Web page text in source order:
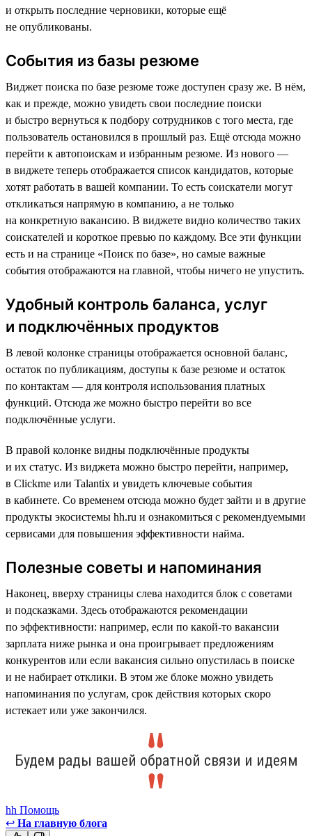
и открыть последние черновики, которые ещё
не опубликованы.
События из базы резюме
Виджет поиска по базе резюме тоже доступен сразу же. В нём,
как и прежде, можно увидеть свои последние поиски
и быстро вернуться к подбору сотрудников с того места, где
пользователь остановился в прошлый раз. Ещё отсюда можно
перейти к автопоискам и избранным резюме. Из нового —
в виджете теперь отображается список кандидатов, которые
хотят работать в вашей компании. То есть соискатели могут
откликаться напрямую в компанию, а не только
на конкретную вакансию. В виджете видно количество таких
соискателей и короткое превью по каждому. Все эти функции
есть и на странице «Поиск по базе», но самые важные
события отображаются на главной, чтобы ничего не упустить.
Удобный контроль баланса, услуг
и подключённых продуктов
В левой колонке страницы отображается основной баланс,
остаток по публикациям, доступы к базе резюме и остаток
по контактам — для контроля использования платных
функций. Отсюда же можно быстро перейти во все
подключённые услуги.
В правой колонке видны подключённые продукты
и их статус. Из виджета можно быстро перейти, например,
в Clickme или Talantix и увидеть ключевые события
в кабинете. Со временем отсюда можно будет зайти и в другие
продукты экосистемы hh.ru и ознакомиться с рекомендуемыми
сервисами для повышения эффективности найма.
Полезные советы и напоминания
Наконец, вверху страницы слева находится блок с советами
и подсказками. Здесь отображаются рекомендации
по эффективности: например, если по какой-то вакансии
зарплата ниже рынка и она проигрывает предложениям
конкурентов или если вакансия сильно опустилась в поиске
и не набирает отклики. В этом же блоке можно увидеть
напоминания по услугам, срок действия которых скоро
истекает или уже закончился.
Будем рады вашей обратной связи и идеям
hh Помощь
↩ На главную блога